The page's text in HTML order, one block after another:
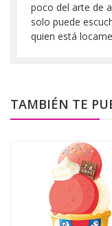
poco del arte de
solo puede
quien está
TAMBIÉN TE